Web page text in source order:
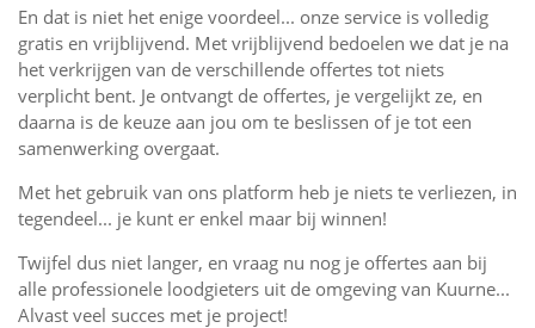
En dat is niet het enige voordeel... onze service is volledig
gratis en vrijblijvend. Met vrijblijvend bedoelen we dat je na
het verkrijgen van de verschillende offertes tot niets
verplicht bent. Je ontvangt de offertes, je vergelijkt ze, en
daarna is de keuze aan jou om te beslissen of je tot een
samenwerking overgaat.
Met het gebruik van ons platform heb je niets te verliezen, in
tegendeel... je kunt er enkel maar bij winnen!
Twijfel dus niet langer, en vraag nu nog je offertes aan bij
alle professionele loodgieters uit de omgeving van Kuurne...
Alvast veel succes met je project!